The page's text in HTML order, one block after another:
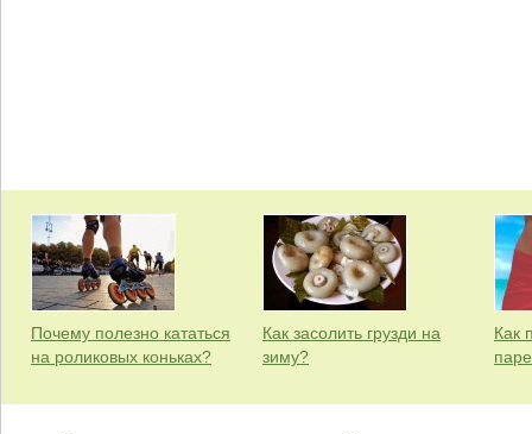
Почему полезно кататься
на роликовых коньках?
Как засолить грузди на
зиму?
Как